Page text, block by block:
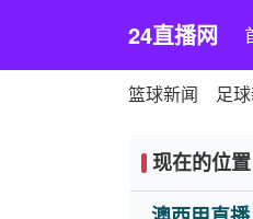
24直播网
篮球新闻 足
现在的位置